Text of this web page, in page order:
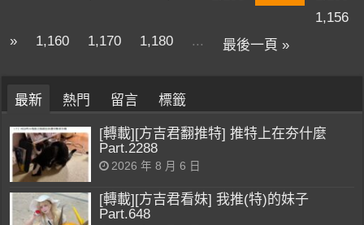
1,156
»
1,160 1,170 1,180 ... 最後一頁 »
最新 熱門 留言 標籤
[轉載][方吉君翻推特] 推特上在夯什麼
Part.2288
2026 年 8 月 6 日
[轉載][方吉君看妹] 我推(特)的妹子
Part.648